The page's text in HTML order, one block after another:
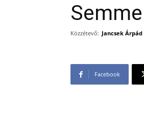
Közzétevő: Jancsek Árpád
Facebook